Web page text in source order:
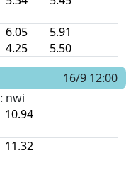
6.05
5.91
4.25 5.50
16/9 12:00
: nwi
10.94
11.32